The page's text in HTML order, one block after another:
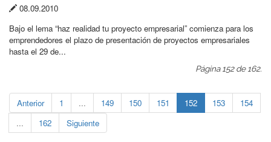
Fecha
de
publicación:
08.09.2010
Bajo el lema “haz realidad tu proyecto empresarial” comienza para los
emprendedores el plazo de presentación de proyectos empresariales
hasta el 29 de...
Página 152 de 162.
Anterior 1 ... 149 150 151 152 153
154
...
162 Siguiente